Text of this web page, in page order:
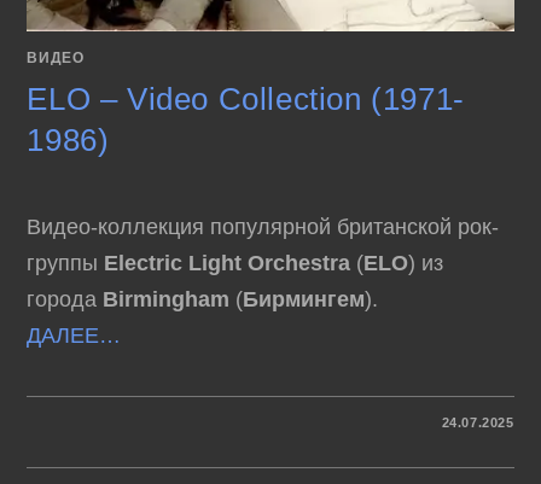
ВИДЕО
ELO – Video Collection (1971-
1986)
Видео-коллекция популярной британской рок-
группы Electric Light Orchestra (ELO) из
города Birmingham (Бирмингем).
ДАЛЕЕ…
–
24.07.2025